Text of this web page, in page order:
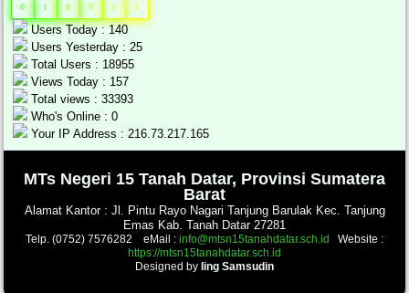
0 1 8 9 5 5
Users Today : 140
Users Yesterday : 25
Total Users : 18955
Views Today : 157
Total views : 33393
Who's Online : 0
Your IP Address : 216.73.217.165
MTs Negeri 15 Tanah Datar, Provinsi Sumatera
Barat
Alamat Kantor : Jl. Pintu Rayo Nagari Tanjung Barulak Kec. Tanjung
Emas Kab. Tanah Datar 27281
Telp. (0752) 7576282 eMail : info@mtsn15tanahdatar.sch.id
Website :
https://mtsn15tanahdatar.sch.id
Designed by Iing Samsudin